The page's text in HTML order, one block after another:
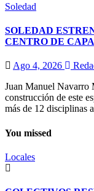
Soledad
SOLEDAD
CENTRO DE
Ago 4, 2026
Juan Manuel Navarro
construcción de este
más de 12 disciplinas
You missed
Locales